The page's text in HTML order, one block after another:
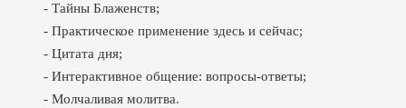
- Тайны Блаженств;
- Практическое применение здесь и сейчас;
- Цитата дня;
- Интерактивное общение: вопросы-ответы;
- Молчаливая молитва.